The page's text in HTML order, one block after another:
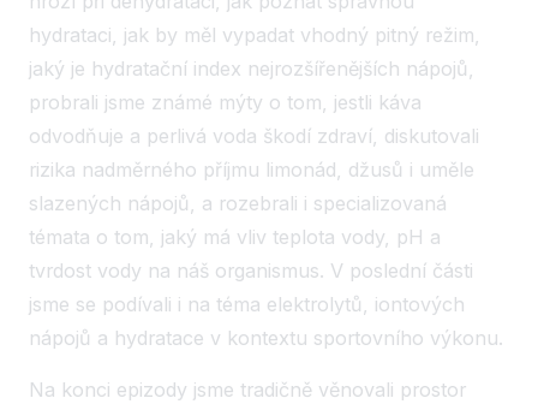
hydrataci, jak by měl vypadat vhodný pitný režim,
jaký je hydratační index nejrozšířenějších nápojů,
probrali jsme známé mýty o tom, jestli káva
odvodňuje a perlivá voda škodí zdraví, diskutovali
rizika nadměrného příjmu limonád, džusů i uměle
slazených nápojů, a rozebrali i specializovaná
témata o tom, jaký má vliv teplota vody, pH a
tvrdost vody na náš organismus. V poslední části
jsme se podívali i na téma elektrolytů, iontových
nápojů a hydratace v kontextu sportovního výkonu.
Na konci epizody jsme tradičně věnovali prostor